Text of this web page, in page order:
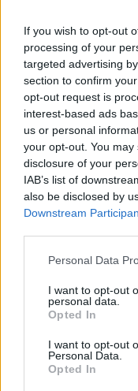
If you wish to opt-out
processing of your
targeted advertising
section to confirm
opt-out request is
interest-based ads
us or personal
your opt-out. You
disclosure of your
IAB’s list of
also be disclosed by
Downstream
Please note that this
not limited to your
grant or deny
use your data for
consent section.
Personal Data
I want to opt-out
personal data.
Opted In
I want to opt-out
Personal Data.
Opted In
CIENCIA Y TECNOLOGÍA